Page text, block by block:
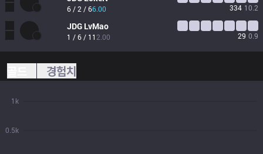
6 / 2 / 66.00 334 10.2
JDG LvMao
1 / 6 / 11 2.00 29 0.9
경험치
0.5k
1k